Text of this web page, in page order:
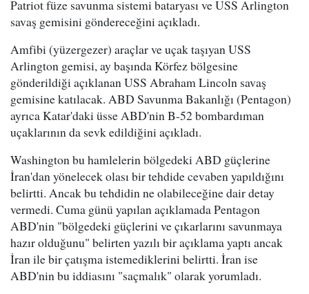
Patriot füze savunma sistemi bataryası ve USS Arlington
savaş gemisini göndereceğini açıkladı.
Amfibi (yüzergezer) araçlar ve uçak taşıyan USS
Arlington gemisi, ay başında Körfez bölgesine
gönderildiği açıklanan USS Abraham Lincoln savaş
gemisine katılacak. ABD Savunma Bakanlığı (Pentagon)
ayrıca Katar'daki üsse ABD'nin B-52 bombardıman
uçaklarının da sevk edildiğini açıkladı.
Washington bu hamlelerin bölgedeki ABD güçlerine
İran'dan yönelecek olası bir tehdide cevaben yapıldığını
belirtti. Ancak bu tehdidin ne olabileceğine dair detay
vermedi. Cuma günü yapılan açıklamada Pentagon
ABD'nin "bölgedeki güçlerini ve çıkarlarını savunmaya
hazır olduğunu" belirten yazılı bir açıklama yaptı ancak
İran ile bir çatışma istemediklerini belirtti. İran ise
ABD'nin bu iddiasını "saçmalık" olarak yorumladı.